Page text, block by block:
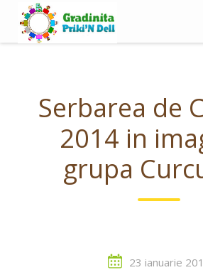
content
Serbarea de
2014 in
grupa
23 ianuarie